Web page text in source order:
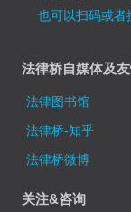
也可以扫码或
法律桥自媒体及
法律图书馆
法律桥-知乎
法律桥微博
关注&咨询